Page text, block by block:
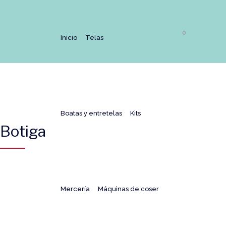
0
Inicio Telas
Boatas y entretelas Kits
Mercería Máquinas de coser
Botiga